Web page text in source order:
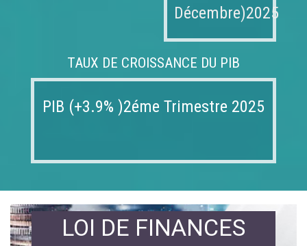
Décembre)2025
TAUX DE CROISSANCE DU PIB
PIB (+3.9% )2éme Trimestre 2025
LOI DE FINANCES